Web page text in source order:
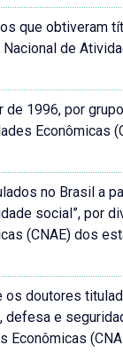
que obtiveram
de
1996, por
Econômicas
no Brasil a
social”, por
(CNAE) dos
doutores
e
Econômicas